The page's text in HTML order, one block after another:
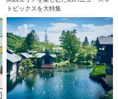
トピックスを大特集